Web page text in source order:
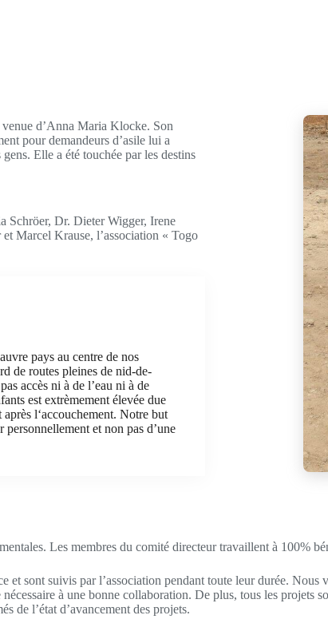
d’Anna Maria Klocke. Son
pour demandeurs d’asile lui a
Elle a été touchée par les destins
Schröer, Dr. Dieter Wigger, Irene
Marcel Krause, l’association « Togo
pays au centre de nos
de routes pleines de nid-de-
accès ni à de l’eau ni à de
est extrèmement élevée due
l‘accouchement. Notre but
et non pas d’une
Les membres du comité directeur travaillent à 100%
et sont suivis par l’association pendant toute leur durée.
à une bonne collaboration. De plus, tous les projets
de l’état d’avancement des projets.